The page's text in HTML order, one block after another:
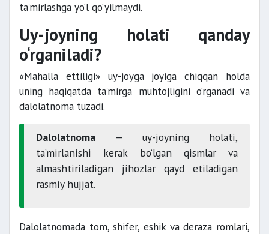
ta’mirlashga yo‘l qo‘yilmaydi.
Uy-joyning holati qanday
o‘rganiladi?
«Mahalla ettiligi» uy-joyga joyiga chiqqan holda
uning haqiqatda ta’mirga muhtojligini o‘rganadi va
dalolatnoma tuzadi.
Dalolatnoma — uy-joyning holati,
ta’mirlanishi kerak bo‘lgan qismlar va
almashtiriladigan jihozlar qayd etiladigan
rasmiy hujjat.
Dalolatnomada tom, shifer, eshik va deraza romlari,